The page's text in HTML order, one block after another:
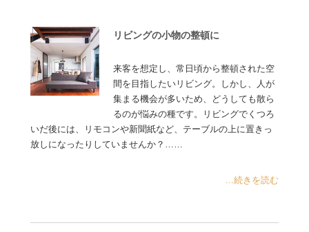
リビングの小物の整頓に
来客を想定し、常日頃から整頓された空
間を目指したいリビング。しかし、人が
集まる機会が多いため、どうしても散ら
るのが悩みの種です。リビングでくつろ
いだ後には、リモコンや新聞紙など、テーブルの上に置きっ
放しになったりしていませんか？……
...続きを読む